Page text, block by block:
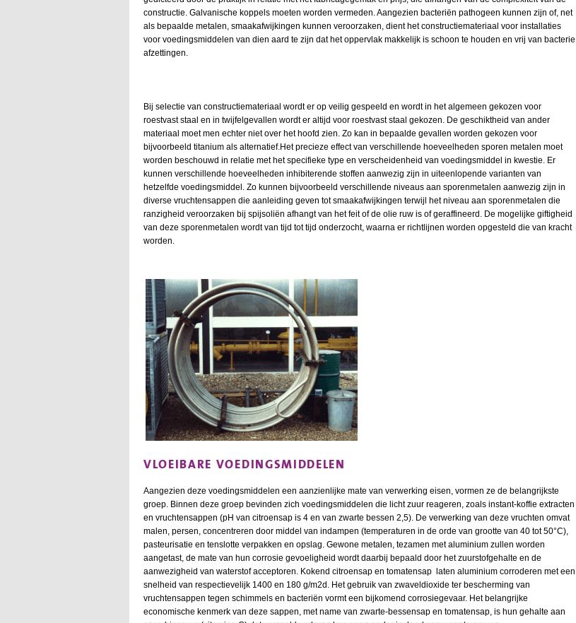
constructie. Galvanische koppels moeten worden vermeden. Aangezien bacteriën pathogeen kunnen zijn of, net
als bepaalde metalen, smaakafwijkingen kunnen veroorzaken, dient het constructiemateriaal voor installaties
voor voedingsmiddelen van dien aard te zijn dat het oppervlak makkelijk is schoon te houden en vrij van bacterie
afzettingen.
Bij selectie van constructiemateriaal wordt er op veilig gespeeld en wordt in het algemeen gekozen voor
roestvast staal en in twijfelgevallen wordt er altijd voor roestvast staal gekozen. De geschiktheid van ander
materiaal moet men echter niet over het hoofd zien. Zo kan in bepaalde gevallen worden gekozen voor
bijvoorbeeld titanium als alternatief.Het precieze effect van verschillende hoeveelheden sporen metalen moet
worden beschouwd in relatie met het specifieke type en verscheidenheid van voedingsmiddel in kwestie. Er
kunnen verschillende hoeveelheden inhibiterende stoffen aanwezig zijn in uiteenlopende varianten van
hetzelfde voedingsmiddel. Zo kunnen bijvoorbeeld verschillende niveaus aan sporenmetalen aanwezig zijn in
diverse vruchtensappen die aanleiding geven tot smaakafwijkingen terwijl het niveau aan sporenmetalen die
ranzigheid veroorzaken bij spijsoliën afhangt van het feit of de olie ruw is of geraffineerd. De mogelijke giftigheid
van deze sporenmetalen wordt van tijd tot tijd onderzocht, waarna er richtlijnen worden opgesteld die van kracht
worden.
VLOEIBARE VOEDINGSMIDDELEN
Aangezien deze voedingsmiddelen een aanzienlijke mate van verwerking eisen, vormen ze de belangrijkste
groep. Binnen deze groep bevinden zich voedingsmiddelen die licht zuur reageren, zoals instant-koffie extracten
en vruchtensappen (pH van citroensap is 4 en van zwarte bessen 2,5). De verwerking van deze vruchten omvat
malen, persen, concentreren door middel van indampen (temperaturen in de orde van grootte van 40 tot 50°C),
pasteurisatie en tenslotte verpakken en opslag. Gewone metalen, tezamen met aluminium zullen worden
aangetast, de mate van hun corrosie gevoeligheid wordt daarbij bepaald door het zuurstofgehalte en de
aanwezigheid van waterstof acceptoren. Kokend citroensap en tomatensap laten aluminium corroderen met een
snelheid van respectievelijk 1400 en 180 g/m2d. Het gebruik van zwaveldioxide ter bescherming van
vruchtensappen tegen schimmels en bacteriën vormt een bijkomend corrosiegevaar. Het belangrijke
economische kenmerk van deze sappen, met name van zwarte-bessensap en tomatensap, is hun gehalte aan